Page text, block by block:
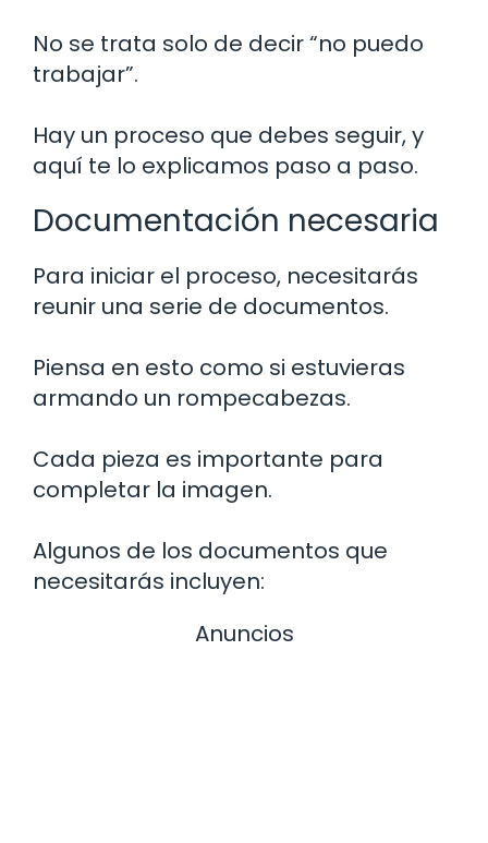
No se trata solo de decir “no puedo
trabajar”.
Hay un proceso que debes seguir, y
aquí te lo explicamos paso a paso.
Documentación necesaria
Para iniciar el proceso, necesitarás
reunir una serie de documentos.
Piensa en esto como si estuvieras
armando un rompecabezas.
Cada pieza es importante para
completar la imagen.
Algunos de los documentos que
necesitarás incluyen:
Anuncios